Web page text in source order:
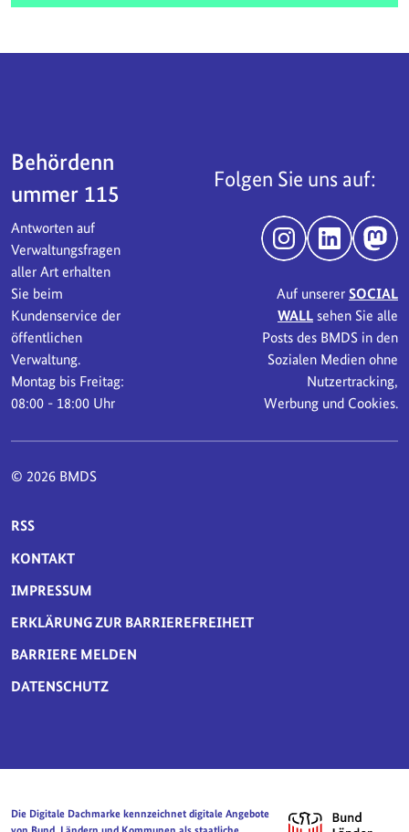
Behördenn
ummer 115
Antworten auf
Verwaltungsfragen
aller Art erhalten
Sie beim
Kundenservice der
öffentlichen
Verwaltung.
Montag bis Freitag:
08:00 - 18:00 Uhr
Folgen Sie uns auf:
InstagramLinkedIn
Auf unserer SOCIAL
WALLsehen Sie alle
Posts des BMDS in den
Sozialen Medien ohne
Nutzertracking,
Werbung und Cookies.
© 2026 BMDS
SERVICE-NAVIGATION FUSSBEREICH
RSS
KONTAKT
IMPRESSUM
ERKLÄRUNG ZUR BARRIEREFREIHEIT
BARRIERE MELDEN
DATENSCHUTZ
Die Digitale Dachmarke kennzeichnet digitale Angebote